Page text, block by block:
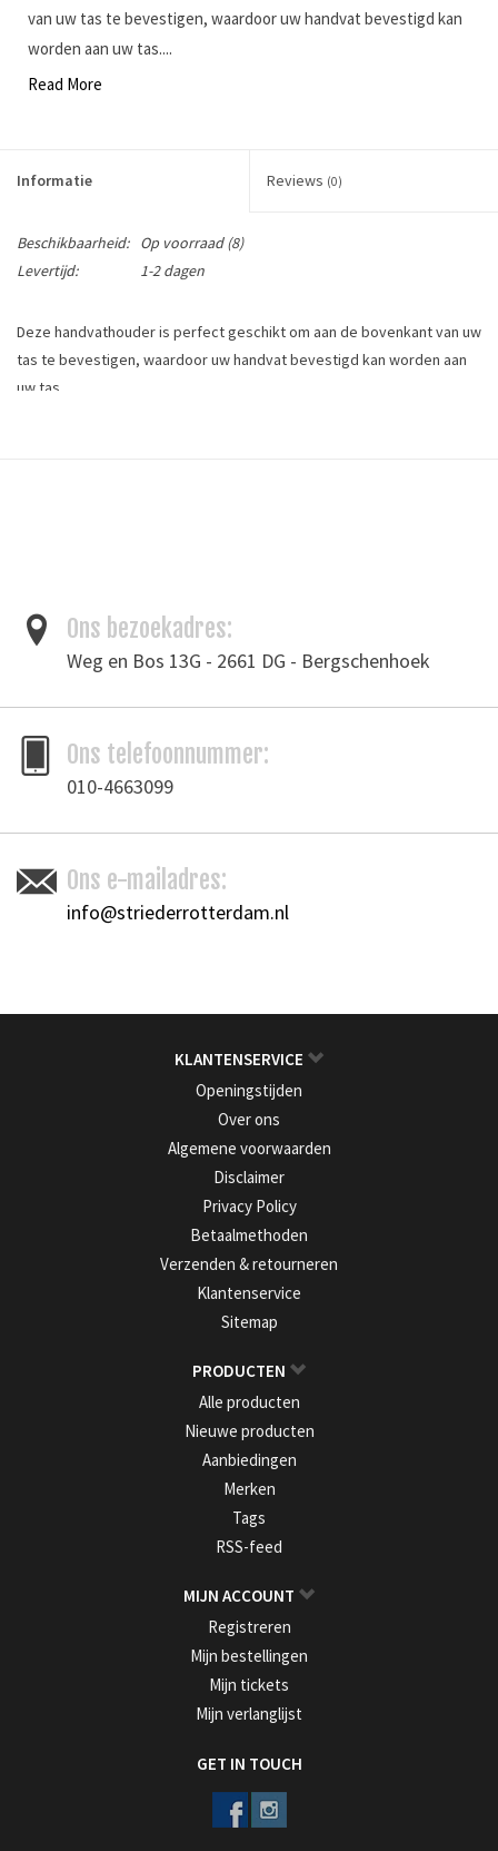
van uw tas te bevestigen, waardoor uw handvat bevestigd kan
worden aan uw tas....
Read More
Informatie Reviews (0)
Beschikbaarheid: Op voorraad(8)
Levertijd:
1-2 dagen
Deze handvathouder is perfect geschikt om aan de bovenkant van uw
tas te bevestigen, waardoor uw handvat bevestigd kan worden aan
uw tas.
Tags
fournituren handvat handvathouders/ leergereedschap
tas
Ons bezoekadres:
Weg en Bos 13G - 2661 DG - Bergschenhoek
Ons telefoonnummer:
010-4663099
Ons e-mailadres:
info@striederrotterdam.nl
KLANTENSERVICE
Openingstijden
Over ons
Algemene voorwaarden
Disclaimer
Privacy Policy
Betaalmethoden
Verzenden & retourneren
Klantenservice
Sitemap
PRODUCTEN
Alle producten
Nieuwe producten
Aanbiedingen
Merken
Tags
RSS-feed
MIJN ACCOUNT
Registreren
Mijn bestellingen
Mijn tickets
Mijn verlanglijst
GET IN TOUCH